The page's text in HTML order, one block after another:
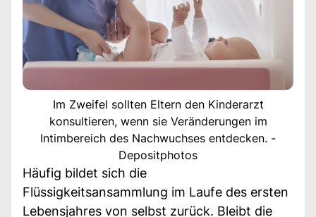
Im Zweifel sollten Eltern den Kinderarzt
konsultieren, wenn sie Veränderungen im
Intimbereich des Nachwuchses entdecken. -
Depositphotos
Häufig bildet sich die
Flüssigkeitsansammlung im Laufe des ersten
Lebensjahres von selbst zurück. Bleibt die